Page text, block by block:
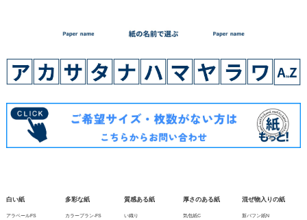
白い紙
アラベールFS
多彩な紙
カラープラン-FS
質感ある紙
い織り
厚さのある紙
気包紙C
混ぜ物入りの紙
新バフン紙N